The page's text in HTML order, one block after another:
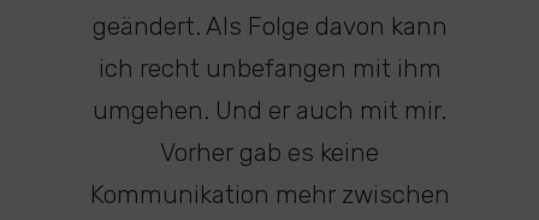
geändert. Als Folge davon kann
ich recht unbefangen mit ihm
umgehen. Und er auch mit mir.
Vorher gab es keine
Kommunikation mehr zwischen